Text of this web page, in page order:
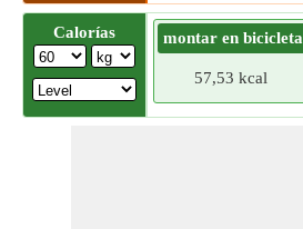
Calorías montar en bicicleta
57,53 kcal